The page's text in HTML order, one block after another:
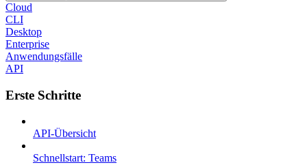
Cloud
CLI
Desktop
Enterprise
Anwendungsfälle
API
Erste Schritte
API-Übersicht
Schnellstart: Teams